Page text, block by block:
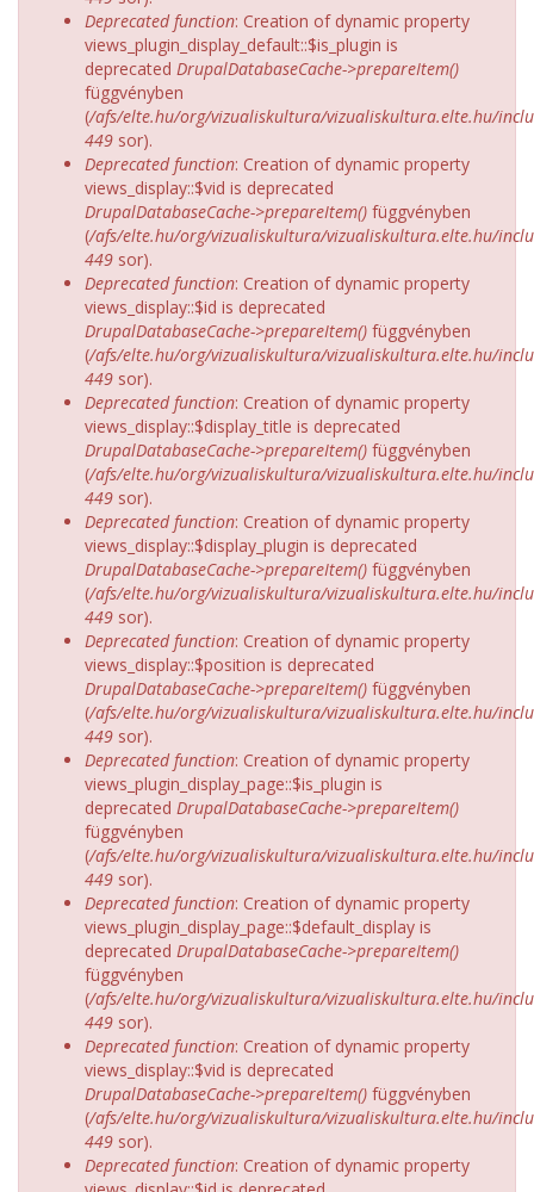
Deprecated function: Creation of dynamic property
views_plugin_display_default::$is_plugin is
deprecated DrupalDatabaseCache->prepareItem()
függvényben
(/afs/elte.hu/org/vizualiskultura/vizualiskultura.elte.hu/
449 sor).
Deprecated function: Creation of dynamic property
views_display::$vid is deprecated
DrupalDatabaseCache->prepareItem() függvényben
(/afs/elte.hu/org/vizualiskultura/vizualiskultura.elte.hu/
449 sor).
Deprecated function: Creation of dynamic property
views_display::$id is deprecated
DrupalDatabaseCache->prepareItem() függvényben
(/afs/elte.hu/org/vizualiskultura/vizualiskultura.elte.hu/
449 sor).
Deprecated function: Creation of dynamic property
views_display::$display_title is deprecated
DrupalDatabaseCache->prepareItem() függvényben
(/afs/elte.hu/org/vizualiskultura/vizualiskultura.elte.hu/
449 sor).
Deprecated function: Creation of dynamic property
views_display::$display_plugin is deprecated
DrupalDatabaseCache->prepareItem() függvényben
(/afs/elte.hu/org/vizualiskultura/vizualiskultura.elte.hu/
449 sor).
Deprecated function: Creation of dynamic property
views_display::$position is deprecated
DrupalDatabaseCache->prepareItem() függvényben
(/afs/elte.hu/org/vizualiskultura/vizualiskultura.elte.hu/
449 sor).
Deprecated function: Creation of dynamic property
views_plugin_display_page::$is_plugin is
deprecated DrupalDatabaseCache->prepareItem()
függvényben
(/afs/elte.hu/org/vizualiskultura/vizualiskultura.elte.hu/
449 sor).
Deprecated function: Creation of dynamic property
views_plugin_display_page::$default_display is
deprecated DrupalDatabaseCache->prepareItem()
függvényben
(/afs/elte.hu/org/vizualiskultura/vizualiskultura.elte.hu/
449 sor).
Deprecated function: Creation of dynamic property
views_display::$vid is deprecated
DrupalDatabaseCache->prepareItem() függvényben
(/afs/elte.hu/org/vizualiskultura/vizualiskultura.elte.hu/
449 sor).
Deprecated function: Creation of dynamic property